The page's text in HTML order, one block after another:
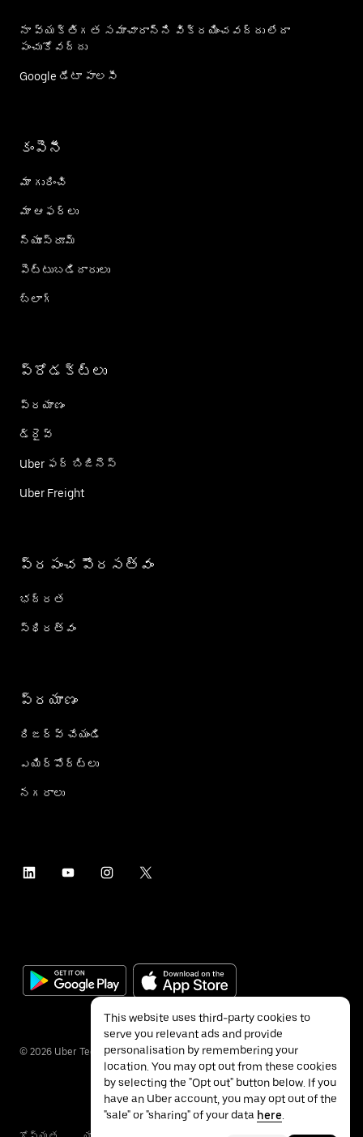
నా వ్యక్తిగత సమాచారాన్ని విక్రయించవద్దు లేదా
పంచుకోవద్దు
Google డేటా పాలసీ
కంపెనీ
మా గురించి
మా ఆఫర్లు
న్యూస్‌రూమ్
పెట్టుబడిదారులు
బ్లాగ్
ప్రోడక్ట్؜లు
ప్రయాణం
డ్రైవ్
Uber ఫర్ బిజినెస్
Uber Freight
ప్రపంచ పౌరసత్వం
భద్రత
స్థిరత్వం
ప్రయాణం
రిజర్వ్ చేయండి
ఎయిర్؜పోర్ట్؜లు
నగరాలు
© 2026 Uber Technologies Inc.
This website uses third-party cookies to
serve you relevant ads and provide
personalisation by remembering your
location. You may opt out from these cookies
by selecting the "Opt out" button below. If you
have an Uber account, you may opt out of the
"sale" or "sharing" of your data here